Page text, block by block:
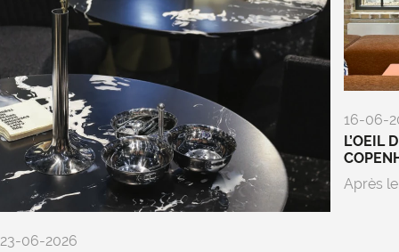
23-06-2026
16-06-
L’OEIL
Après